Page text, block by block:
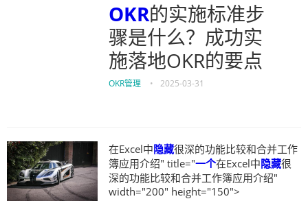
OKR的实施标准步
骤是什么？成功实
施落地OKR的要点
OKR管理 • 2025-03-31
在Excel中隐藏很深的功能比较和合并工作
簿应用介绍" title="一个在Excel中隐藏很
深的功能比较和合并工作簿应用介绍"
width="200" height="150">